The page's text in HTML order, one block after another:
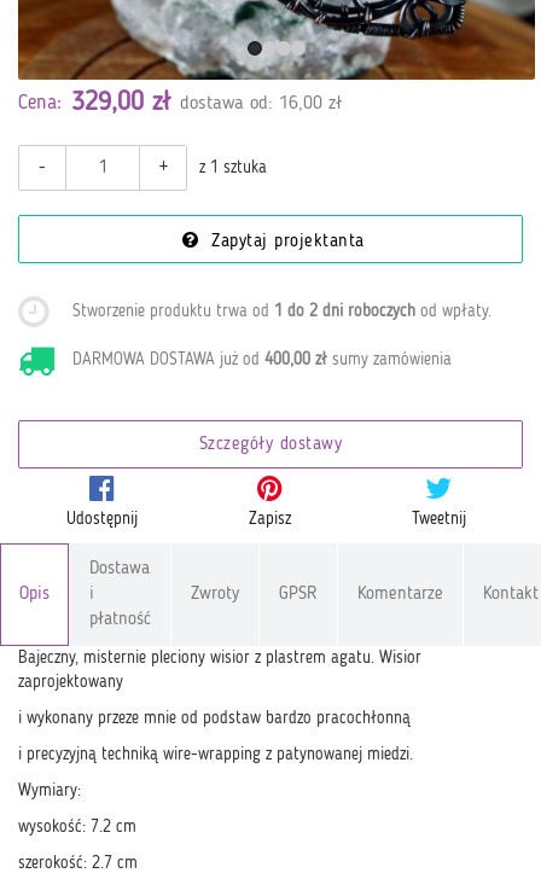
Cena: 329,00 zł dostawa od: 16,00 zł
- + z 1 sztuka
Zapytaj projektanta
Stworzenie produktu trwa od 1 do 2 dni roboczych od wpłaty.
DARMOWA DOSTAWA już od400,00 zł sumy zamówienia
Szczegóły dostawy
Udostępnij Zapisz Tweetnij
Opis
Dostawa
i
płatność
Zwroty GPSR Komentarze Kontakt
Bajeczny, misternie pleciony wisior z plastrem agatu. Wisior
zaprojektowany
i wykonany przeze mnie od podstaw bardzo pracochłonną
i precyzyjną techniką wire-wrapping z patynowanej miedzi.
Wymiary:
wysokość: 7.2 cm
szerokość: 2.7 cm